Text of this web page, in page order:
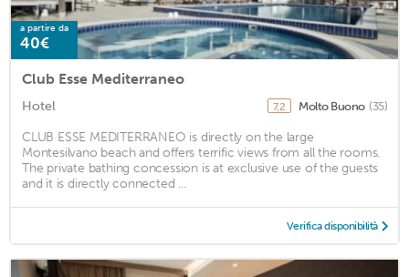
a partire da
40€
Club Esse Mediterraneo
Hotel 7,2 Molto Buono (35)
CLUB ESSE MEDITERRANEO is directly on the large
Montesilvano beach and offers terrific views from all the rooms.
The private bathing concession is at exclusive use of the guests
and it is directly connected ...
Verifica disponibilità